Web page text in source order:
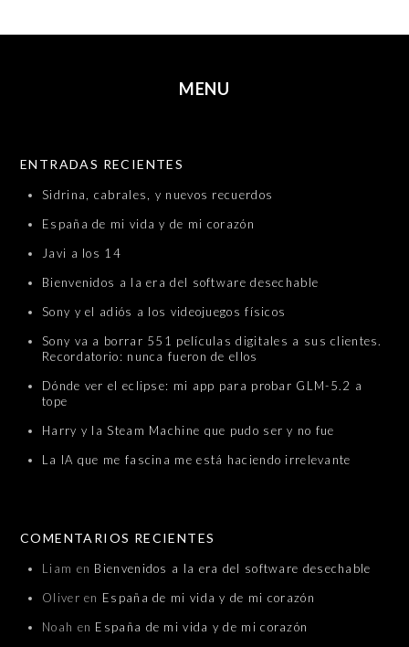
MENU
ENTRADAS RECIENTES
Sidrina, cabrales, y nuevos recuerdos
España de mi vida y de mi corazón
Javi a los 14
Bienvenidos a la era del software desechable
Sony y el adiós a los videojuegos físicos
Sony va a borrar 551 películas digitales a sus clientes.
Recordatorio: nunca fueron de ellos
Dónde ver el eclipse: mi app para probar GLM-5.2 a
tope
Harry y la Steam Machine que pudo ser y no fue
La IA que me fascina me está haciendo irrelevante
COMENTARIOS RECIENTES
Liam en Bienvenidos a la era del software desechable
Oliver en España de mi vida y de mi corazón
Noah en España de mi vida y de mi corazón